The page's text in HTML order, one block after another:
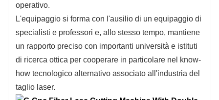
operativo.
L'equipaggio si forma con l'ausilio di un equipaggio di
specialisti e professori e, allo stesso tempo, mantiene
un rapporto preciso con importanti università e istituti
di ricerca ottica per cooperare in particolare nel know-
how tecnologico alternativo associato all'industria del
taglio laser.
6025H 4020H
6100mm*2500mm
110 m/min